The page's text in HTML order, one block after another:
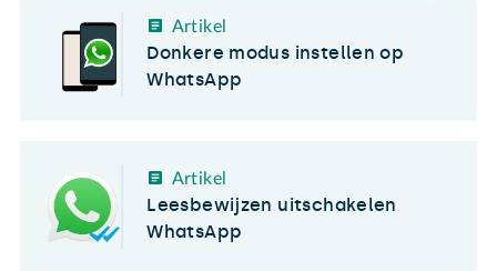
Artikel
Donkere modus instellen op
WhatsApp
Artikel
Leesbewijzen uitschakelen
WhatsApp